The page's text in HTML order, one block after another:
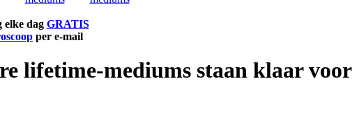
elke dag GRATIS
per e-mail
lifetime-mediums staan klaar voor